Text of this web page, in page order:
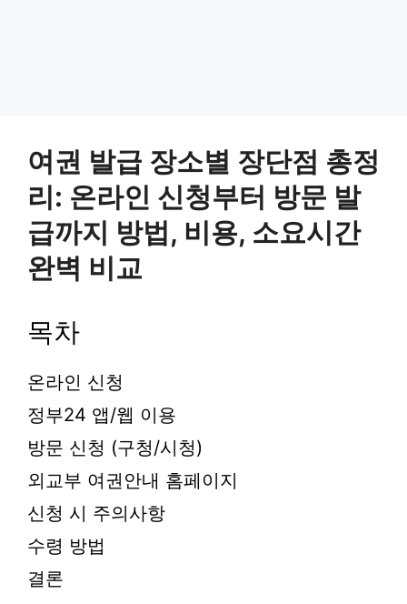
여권 발급 장소별 장단점 총정
리: 온라인 신청부터 방문 발
급까지 방법, 비용, 소요시간
완벽 비교
목차
온라인 신청
정부24 앱/웹 이용
방문 신청 (구청/시청)
외교부 여권안내 홈페이지
신청 시 주의사항
수령 방법
결론